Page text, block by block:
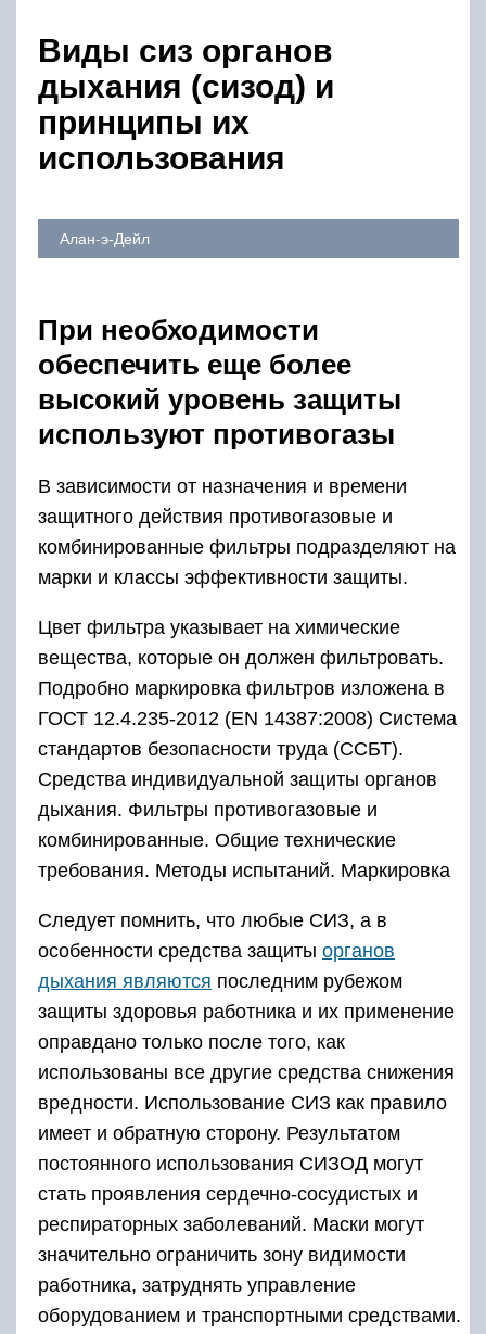
Виды сиз органов
дыхания (сизод) и
принципы их
использования
Алан-э-Дейл
При необходимости
обеспечить еще более
высокий уровень защиты
используют противогазы
В зависимости от назначения и времени
защитного действия противогазовые и
комбинированные фильтры подразделяют на
марки и классы эффективности защиты.
Цвет фильтра указывает на химические
вещества, которые он должен фильтровать.
Подробно маркировка фильтров изложена в
ГОСТ 12.4.235-2012 (EN 14387:2008) Система
стандартов безопасности труда (ССБТ).
Средства индивидуальной защиты органов
дыхания. Фильтры противогазовые и
комбинированные. Общие технические
требования. Методы испытаний. Маркировка
Следует помнить, что любые СИЗ, а в
особенности средства защиты органов
дыхания являются последним рубежом
защиты здоровья работника и их применение
оправдано только после того, как
использованы все другие средства снижения
вредности. Использование СИЗ как правило
имеет и обратную сторону. Результатом
постоянного использования СИЗОД могут
стать проявления сердечно-сосудистых и
респираторных заболеваний. Маски могут
значительно ограничить зону видимости
работника, затруднять управление
оборудованием и транспортными средствами.